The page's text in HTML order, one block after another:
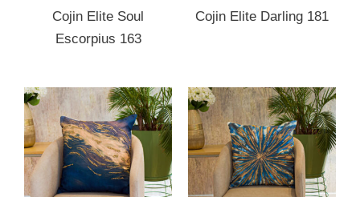
Cojin Elite Soul
Escorpius 163
Cojin Elite Darling 181